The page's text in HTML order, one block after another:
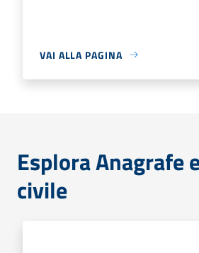
VAI ALLA PAGINA
Esplora Anagrafe
civile